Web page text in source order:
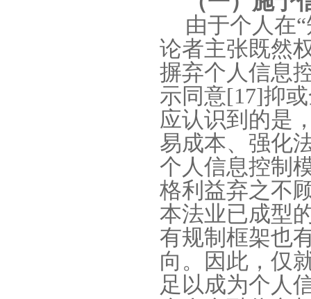
由于个人在“
论者主张既然
摒弃个人信息
示同意[17]抑
应认识到的是
易成本、强化
个人信息控制
格利益弃之不
本法业已成型
有规制框架也
向。因此，仅
足以成为个人